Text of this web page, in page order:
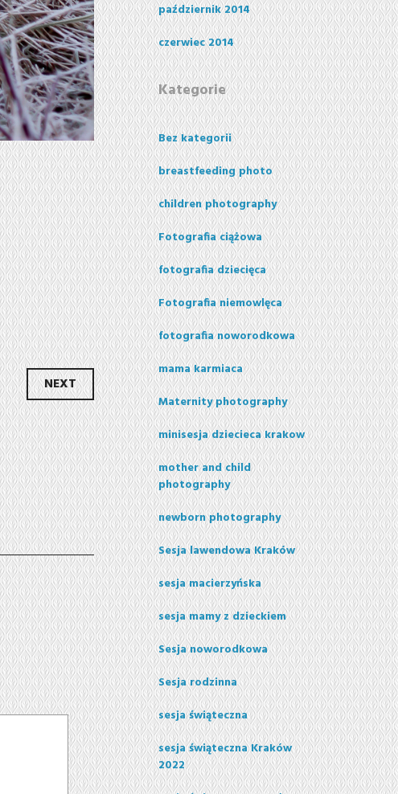
NEXT
październik 2014
czerwiec 2014
Kategorie
Bez kategorii
breastfeeding photo
children photography
Fotografia ciążowa
fotografia dziecięca
Fotografia niemowlęca
fotografia noworodkowa
mama karmiaca
Maternity photography
minisesja dziecieca krakow
mother and child
photography
newborn photography
Sesja lawendowa Kraków
sesja macierzyńska
sesja mamy z dzieckiem
Sesja noworodkowa
Sesja rodzinna
sesja świąteczna
sesja świąteczna Kraków
2022